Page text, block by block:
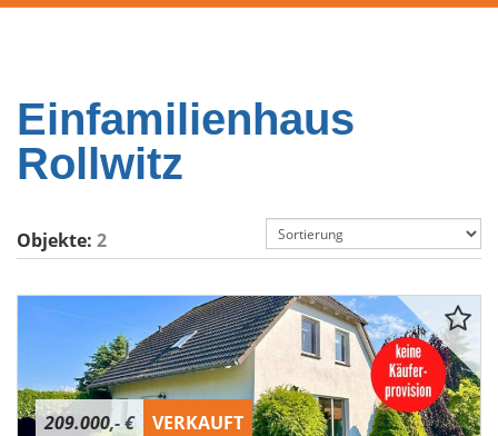
Einfamilienhaus
Rollwitz
Objekte: 2
209.000,- € VERKAUFT